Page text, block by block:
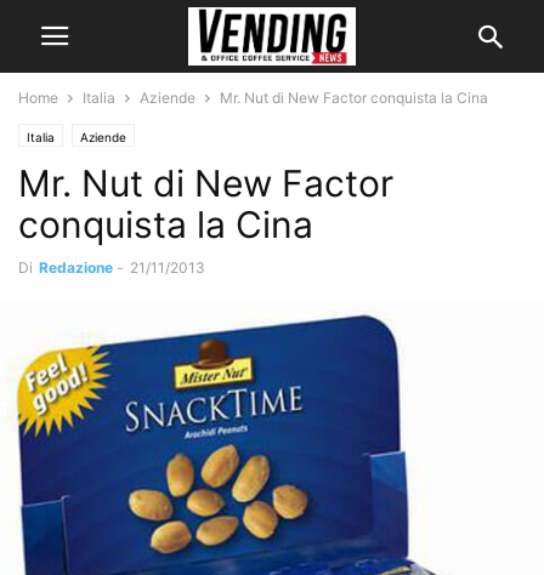
Home Italia Aziende Mr. Nut di New Factor conquista la Cina
Italia Aziende
Mr. Nut di New Factor
conquista la Cina
Di Redazione - 21/11/2013